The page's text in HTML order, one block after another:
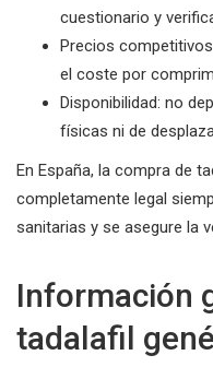
cuestionario y
Precios
el coste por
Disponibilidad: no
físicas ni de
En España, la compra de
completamente legal
sanitarias y se asegure la
Información
tadalafil